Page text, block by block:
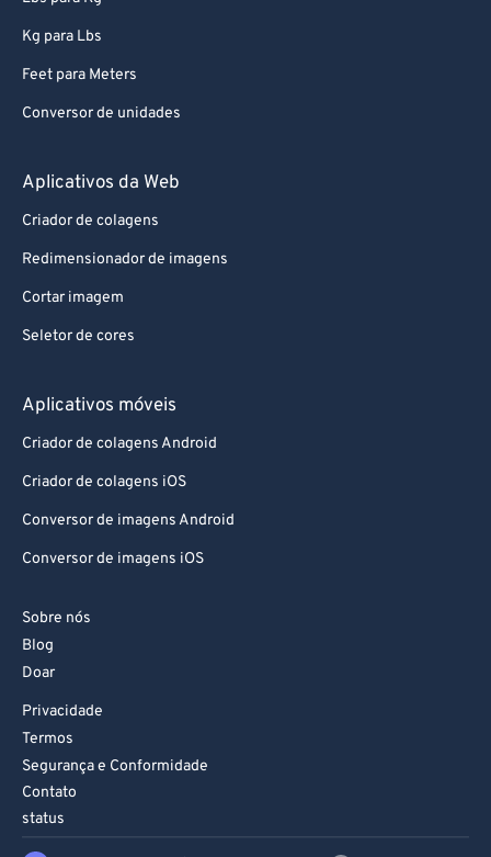
Kg para Lbs
Feet para Meters
Conversor de unidades
Aplicativos da Web
Criador de colagens
Redimensionador de imagens
Cortar imagem
Seletor de cores
Aplicativos móveis
Criador de colagens Android
Criador de colagens iOS
Conversor de imagens Android
Conversor de imagens iOS
Sobre nós
Blog
Doar
Privacidade
Termos
Segurança e Conformidade
Contato
status